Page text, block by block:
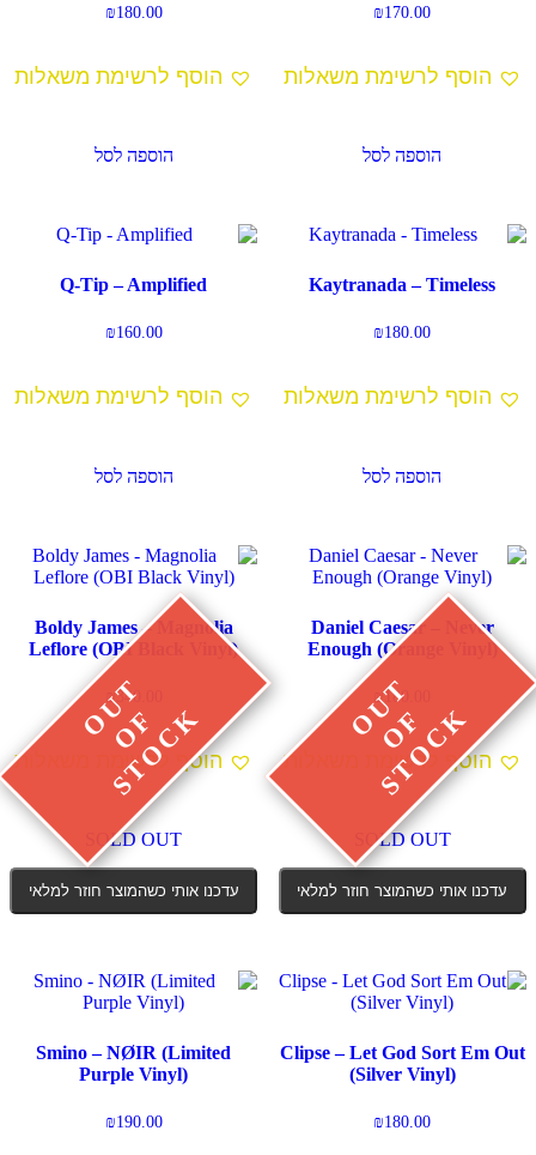
₪170.00
הוסף לרשימת משאלות
הוספה לסל
₪180.00
הוסף לרשימת משאלות
הוספה לסל
Kaytranada – Timeless
₪180.00
הוסף לרשימת משאלות
הוספה לסל
Q-Tip – Amplified
₪160.00
הוסף לרשימת משאלות
הוספה לסל
Daniel Caesar – Never
Enough (Orange Vinyl)
₪180.00
הוסף לרשימת משאלות
SOLD OUT
עדכנו אותי כשהמוצר חוזר למלאי
Boldy James – Magnolia
Leflore (OBI Black Vinyl)
₪340.00
הוסף לרשימת משאלות
SOLD OUT
עדכנו אותי כשהמוצר חוזר למלאי
Clipse – Let God Sort Em Out
(Silver Vinyl)
₪180.00
Smino – NØIR (Limited
Purple Vinyl)
₪190.00